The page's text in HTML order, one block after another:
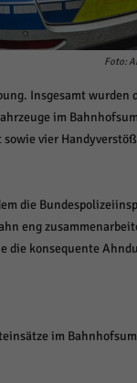
Foto:
Insgesamt wurden
im
vier
die
eng
die konsequente
im
Funktionen und
Informationen anzeigen
anonym. Diese
Informationen anzeigen
oder Publishern